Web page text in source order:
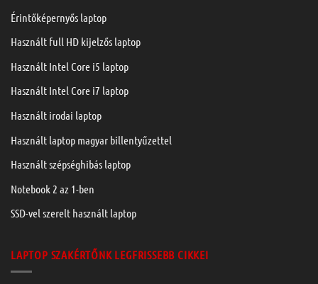
Érintőképernyős laptop
Használt full HD kijelzős laptop
Használt Intel Core i5 laptop
Használt Intel Core i7 laptop
Használt irodai laptop
Használt laptop magyar billentyűzettel
Használt szépséghibás laptop
Notebook 2 az 1-ben
SSD-vel szerelt használt laptop
LAPTOP SZAKÉRTŐNK LEGFRISSEBB CIKKEI